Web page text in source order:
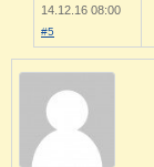
14.12.16 08:00
#5